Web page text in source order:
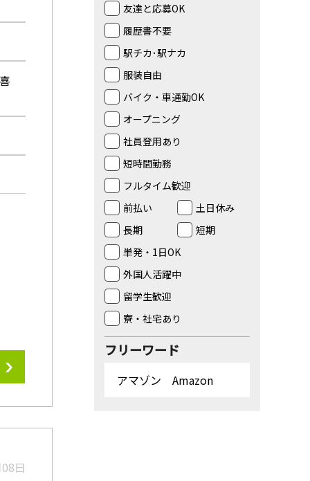
日
友達と応募OK
履歴書不要
駅チカ･駅ナカ
服装自由
バイク・車通勤OK
オープニング
社員登用あり
短時間勤務
フルタイム歓迎
前払い
土日休み
長期
短期
単発・1日OK
外国人活躍中
留学生歓迎
寮・社宅あり
フリーワード